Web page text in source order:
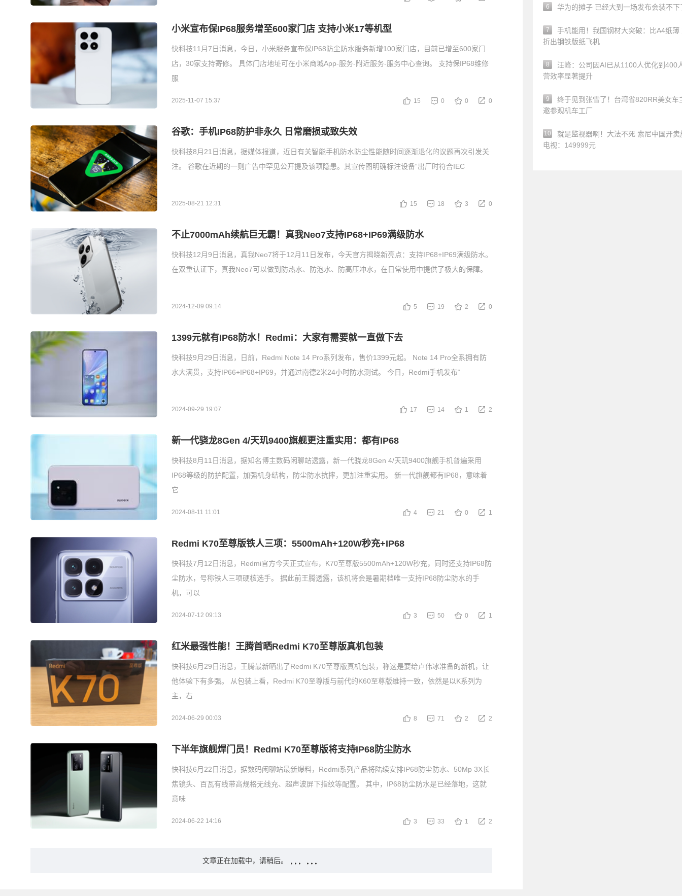
小米宣布保IP68服务增至600家门店 支持小米17等机型
快科技11月7日消息，今日，小米服务宣布保IP68防尘防水服务新增100家门店，目前已增至600家门
店，30家支持寄修。 具体门店地址可在小米商城App-服务-附近服务-服务中心查询。 支持保IP68维修
服
2025-11-07 15:37 15 0 0 0
谷歌：手机IP68防护非永久 日常磨损或致失效
快科技8月21日消息，据媒体报道，近日有关智能手机防水防尘性能随时间逐渐退化的议题再次引发关
注。 谷歌在近期的一则广告中罕见公开提及该项隐患。其宣传图明确标注设备“出厂时符合IEC
2025-08-21 12:31 15 18 3 0
不止7000mAh续航巨无霸！真我Neo7支持IP68+IP69满级防水
快科技12月9日消息，真我Neo7将于12月11日发布，今天官方揭晓新亮点：支持IP68+IP69满级防水。
在双重认证下，真我Neo7可以做到防热水、防泡水、防高压冲水，在日常使用中提供了极大的保障。
2024-12-09 09:14 5 19 2 0
1399元就有IP68防水！Redmi：大家有需要就一直做下去
快科技9月29日消息，日前，Redmi Note 14 Pro系列发布，售价1399元起。 Note 14 Pro全系拥有防
水大满贯，支持IP66+IP68+IP69，并通过南德2米24小时防水测试。 今日，Redmi手机发布“
2024-09-29 19:07 17 14 1 2
新一代骁龙8Gen 4/天玑9400旗舰更注重实用：都有IP68
快科技8月11日消息，据知名博主数码闲聊站透露，新一代骁龙8Gen 4/天玑9400旗舰手机普遍采用
IP68等级的防护配置，加强机身结构，防尘防水抗摔，更加注重实用。 新一代旗舰都有IP68，意味着
它
2024-08-11 11:01 4 21 0 1
Redmi K70至尊版铁人三项：5500mAh+120W秒充+IP68
快科技7月12日消息，Redmi官方今天正式宣布，K70至尊版5500mAh+120W秒充，同时还支持IP68防
尘防水，号称铁人三项硬核选手。 据此前王腾透露，该机将会是暑期档唯一支持IP68防尘防水的手
机，可以
2024-07-12 09:13 3 50 0 1
红米最强性能！王腾首晒Redmi K70至尊版真机包装
快科技6月29日消息，王腾最新晒出了Redmi K70至尊版真机包装，称这是要给卢伟冰准备的新机，让
他体验下有多强。 从包装上看，Redmi K70至尊版与前代的K60至尊版维持一致，依然是以K系列为
主，右
2024-06-29 00:03 8 71 2 2
下半年旗舰焊门员！Redmi K70至尊版将支持IP68防尘防水
快科技6月22日消息，据数码闲聊站最新爆料，Redmi系列产品将陆续安排IP68防尘防水、50Mp 3X长
焦镜头、百瓦有线带高规格无线充、超声波屏下指纹等配置。 其中，IP68防尘防水是已经落地，这就
意味
2024-06-22 14:16 3 33 1 2
文章正在加载中，请稍后。
6 华为的摊子 已经大到一场发布会装不下
7
手机能用！我国钢材大突破：比A4纸薄
折出钢铁版纸飞机
8
汪峰：公司因AI已从1100人优化到400
营效率显著提升
9
终于见到张雪了！台湾省820RR美女车
邀参观机车工厂
10
就是监视器啊！大法不死 索尼中国开卖
电视：149999元